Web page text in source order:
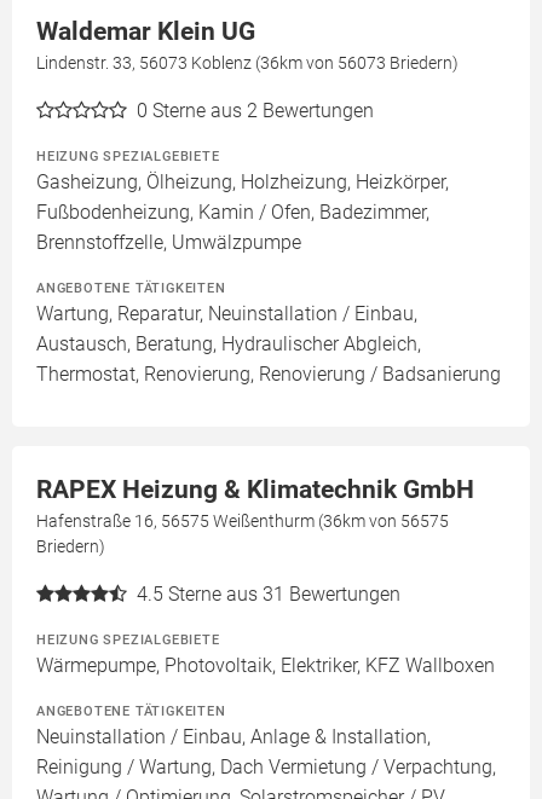
Waldemar Klein UG
Lindenstr. 33, 56073 Koblenz (36km von 56073 Briedern)
0 Sterne aus 2 Bewertungen
HEIZUNG SPEZIALGEBIETE
Gasheizung, Ölheizung, Holzheizung, Heizkörper,
Fußbodenheizung, Kamin / Ofen, Badezimmer,
Brennstoffzelle, Umwälzpumpe
ANGEBOTENE TÄTIGKEITEN
Wartung, Reparatur, Neuinstallation / Einbau,
Austausch, Beratung, Hydraulischer Abgleich,
Thermostat, Renovierung, Renovierung / Badsanierung
RAPEX Heizung & Klimatechnik GmbH
Hafenstraße 16, 56575 Weißenthurm (36km von 56575
Briedern)
4.5 Sterne aus 31 Bewertungen
HEIZUNG SPEZIALGEBIETE
Wärmepumpe, Photovoltaik, Elektriker, KFZ Wallboxen
ANGEBOTENE TÄTIGKEITEN
Neuinstallation / Einbau, Anlage & Installation,
Reinigung / Wartung, Dach Vermietung / Verpachtung,